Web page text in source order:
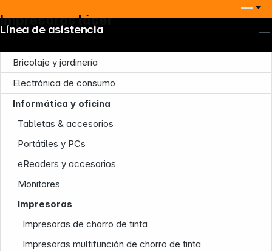
Impresoras láser
Bricolaje y jardinería
Electrónica de consumo
Informática y oficina
Tabletas & accesorios
Portátiles y PCs
eReaders y accesorios
Monitores
Impresoras
Impresoras de chorro de tinta
Impresoras multifunción de chorro de tinta
Línea de asistencia